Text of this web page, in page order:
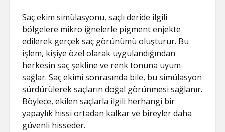
Saç ekim simülasyonu, saçlı deride ilgili
bölgelere mikro iğnelerle pigment enjekte
edilerek gerçek saç görünümü oluşturur. Bu
işlem, kişiye özel olarak uygulandığından
herkesin saç şekline ve renk tonuna uyum
sağlar. Saç ekimi sonrasında bile, bu simülasyon
sürdürülerek saçların doğal görünmesi sağlanır.
Böylece, ekilen saçlarla ilgili herhangi bir
yapaylık hissi ortadan kalkar ve bireyler daha
güvenli hisseder.